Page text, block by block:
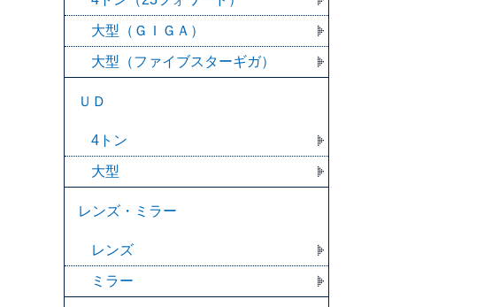
大型（ＧＩＧＡ）
大型（ファイブスターギガ）
ＵＤ
4トン
大型
レンズ・ミラー
レンズ
ミラー